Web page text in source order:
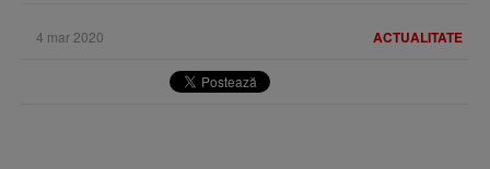
ACTUALITATE
4 mar 2020